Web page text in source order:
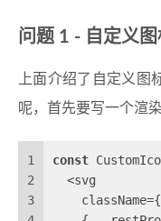
问题 1 - 自定义图
上面介绍了自定义图
呢，首先要写一个渲
1
2
3
const
  <svg
    className={